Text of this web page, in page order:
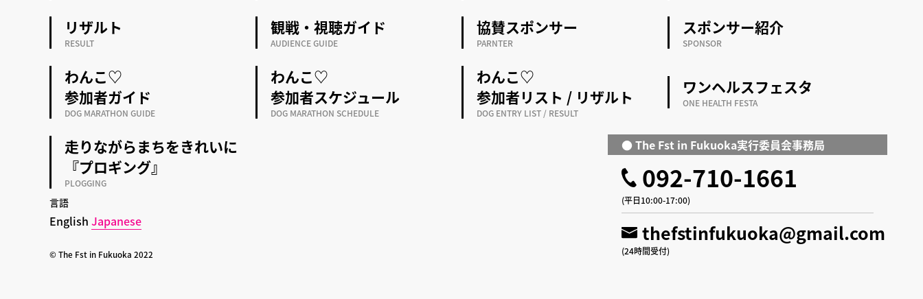
リザルト
RESULT
観戦・視聴ガイド
AUDIENCE GUIDE
協賛スポンサー
PARNTER
スポンサー紹介
SPONSOR
わんこ♡
参加者ガイド
DOG MARATHON GUIDE
わんこ♡
参加者スケジュール
DOG MARATHON SCHEDULE
わんこ♡
参加者リスト / リザルト
DOG ENTRY LIST / RESULT
ワンヘルスフェスタ
ONE HEALTH FESTA
走りながらまちをきれいに
『プロギング』
PLOGGING
● The Fst in Fukuoka実行委員会事務局
092-710-1661
(平日10:00-17:00)
thefstinfukuoka@gmail.com
(24時間受付)
© The Fst in Fukuoka 2022
言語
English Japanese